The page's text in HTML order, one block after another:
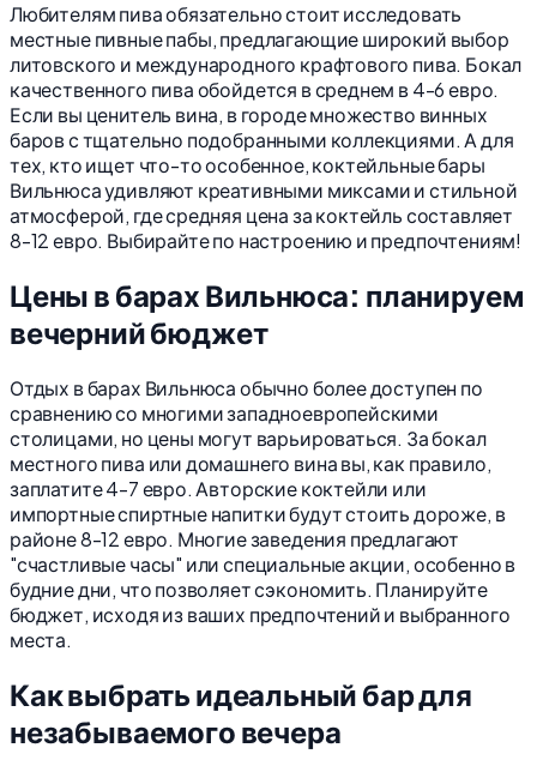
Любителям пива обязательно стоит исследовать
местные пивные пабы, предлагающие широкий выбор
литовского и международного крафтового пива. Бокал
качественного пива обойдется в среднем в 4-6 евро.
Если вы ценитель вина, в городе множество винных
баров с тщательно подобранными коллекциями. А для
тех, кто ищет что-то особенное, коктейльные бары
Вильнюса удивляют креативными миксами и стильной
атмосферой, где средняя цена за коктейль составляет
8-12 евро. Выбирайте по настроению и предпочтениям!
Цены в барах Вильнюса: планируем
вечерний бюджет
Отдых в барах Вильнюса обычно более доступен по
сравнению со многими западноевропейскими
столицами, но цены могут варьироваться. За бокал
местного пива или домашнего вина вы, как правило,
заплатите 4-7 евро. Авторские коктейли или
импортные спиртные напитки будут стоить дороже, в
районе 8-12 евро. Многие заведения предлагают
"счастливые часы" или специальные акции, особенно в
будние дни, что позволяет сэкономить. Планируйте
бюджет, исходя из ваших предпочтений и выбранного
места.
Как выбрать идеальный бар для
незабываемого вечера